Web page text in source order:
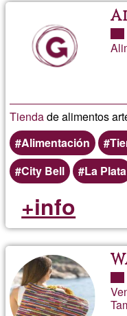
Tiendade alimentos
Alimentación
City Bell
La Plata
+info